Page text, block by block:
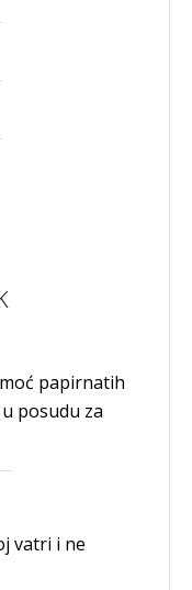
papirnatih
posudu za
vatri i ne